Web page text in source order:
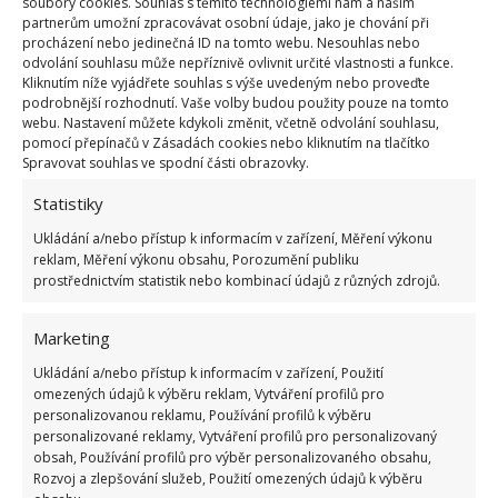
partnerům umožní zpracovávat osobní údaje, jako je chování při
procházení nebo jedinečná ID na tomto webu. Nesouhlas nebo
odvolání souhlasu může nepříznivě ovlivnit určité vlastnosti a funkce.
Kliknutím níže vyjádřete souhlas s výše uvedeným nebo proveďte
podrobnější rozhodnutí. Vaše volby budou použity pouze na tomto
webu. Nastavení můžete kdykoli změnit, včetně odvolání souhlasu,
pomocí přepínačů v Zásadách cookies nebo kliknutím na tlačítko
Spravovat souhlas ve spodní části obrazovky.
Statistiky
Ukládání a/nebo přístup k informacím v zařízení, Měření výkonu
reklam, Měření výkonu obsahu, Porozumění publiku
prostřednictvím statistik nebo kombinací údajů z různých zdrojů.
Marketing
Ukládání a/nebo přístup k informacím v zařízení, Použití
omezených údajů k výběru reklam, Vytváření profilů pro
personalizovanou reklamu, Používání profilů k výběru
personalizované reklamy, Vytváření profilů pro personalizovaný
obsah, Používání profilů pro výběr personalizovaného obsahu,
Rozvoj a zlepšování služeb, Použití omezených údajů k výběru
Správná výsadba jahodníků je tedy pro budoucí
úrodu tím nejzákladnějším. Na BydlímeÚtulně jsme
pro vás nedávno rovněž napsali, jak mátejahodníky
přihnojovat.
Zdroje:BonniePlants,RHS